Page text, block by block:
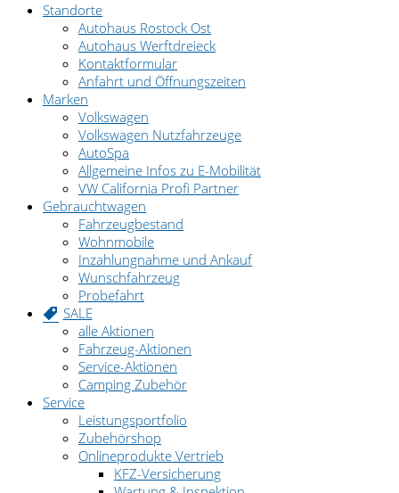
Standorte
Autohaus Rostock Ost
Autohaus Werftdreieck
Kontaktformular
Anfahrt und Öffnungszeiten
Marken
Volkswagen
Volkswagen Nutzfahrzeuge
AutoSpa
Allgemeine Infos zu E-Mobilität
VW California Profi Partner
Gebrauchtwagen
Fahrzeugbestand
Wohnmobile
Inzahlungnahme und Ankauf
Wunschfahrzeug
Probefahrt
SALE
alle Aktionen
Fahrzeug-Aktionen
Service-Aktionen
Camping Zubehör
Service
Leistungsportfolio
Zubehörshop
Onlineprodukte Vertrieb
KFZ-Versicherung